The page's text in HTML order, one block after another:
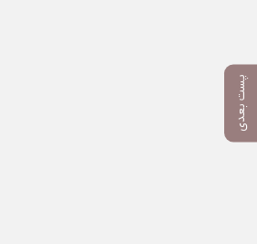
پست بعدی